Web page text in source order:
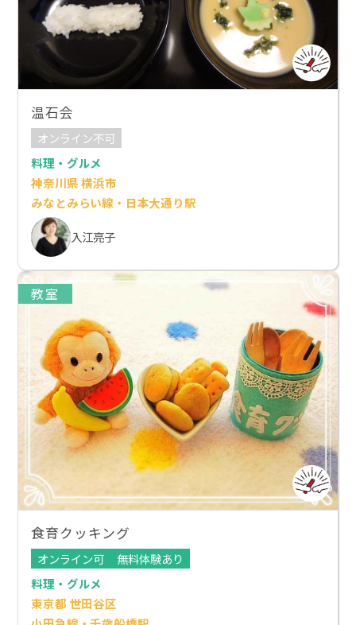
温石会
オンライン不可
料理・グルメ
神奈川県 横浜市
みなとみらい線・日本大通り駅
入江亮子
教室
食育クッキング
オンライン可
無料体験あり
料理・グルメ
東京都 世田谷区